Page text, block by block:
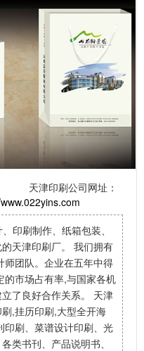
天津印刷公司网址：
印刷制作、纸箱包装、
天津印刷厂。 我们拥有
师团队。企业在五年中得
的市场占有率,与国家各机
了良好合作关系。 天津
,挂历印刷,大型全开海
印刷、菜谱设计印刷、光
类书刊、产品说明书、